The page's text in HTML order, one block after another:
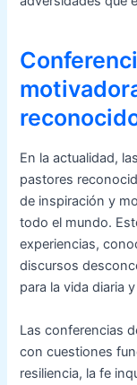
En la actualidad,
pastores
de inspiración y
todo el mundo.
experiencias,
discursos
para la vida diaria
Las conferencias
con cuestiones
resiliencia, la fe